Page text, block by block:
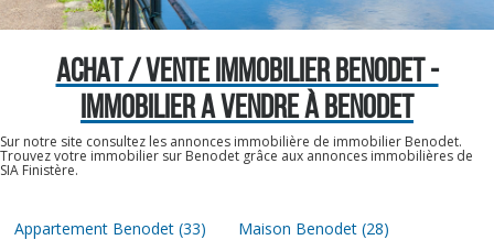
ACHAT / VENTE IMMOBILIER BENODET -
IMMOBILIER A VENDRE À BENODET
Sur notre site consultez les annonces immobilière de immobilier Benodet.
Trouvez votre immobilier sur Benodet grâce aux annonces immobilières de
SIA Finistère.
Appartement Benodet (33) Maison Benodet (28)